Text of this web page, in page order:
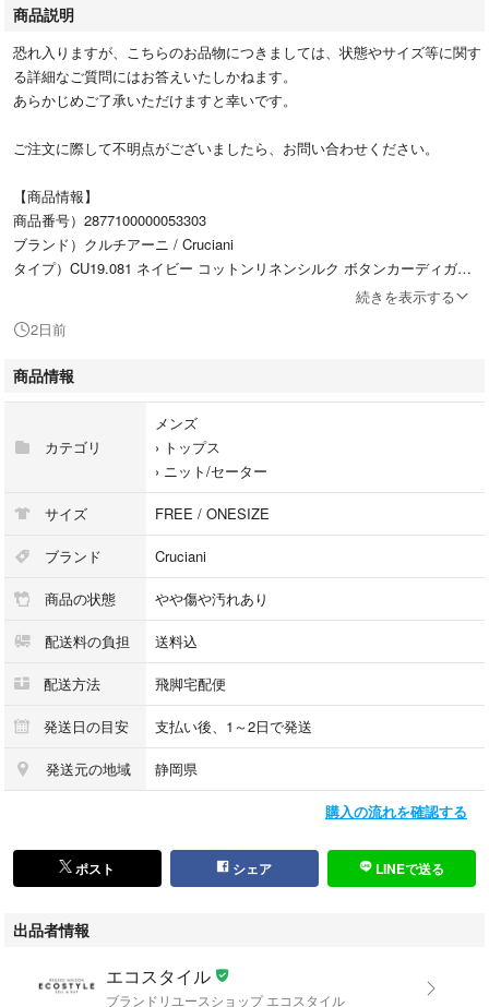
商品説明
恐れ入りますが、こちらのお品物につきましては、状態やサイズ等に関す
る詳細なご質問にはお答えいたしかねます。
あらかじめご了承いただけますと幸いです。
ご注文に際して不明点がございましたら、お問い合わせください。
【商品情報】
商品番号）2877100000053303
ブランド）クルチアーニ / Cruciani
タイプ）CU19.081 ネイビー コットンリネンシルク ボタンカーディガン
素材）コットン
肩幅：38cm
身幅：42cm
袖丈：76cm (若干の誤差はご了承下さい。)
無し
【商品の状態】
外側：B
状態備考）通常使用に伴う若干の使用感のあるお品物でございます。右袖
にほつれがございます。
エコスタイルでは、中古品の特性を踏まえ、独自の基準に基づいて商品の
状態を表記しております。状態ランクや説明文をご確認のうえ、ご検討い
S：当店基準の新品同様
続きを表示する
2日前
商品情報
カテゴリ
メンズ
› トップス
› ニット/セーター
サイズ FREE / ONESIZE
ブランド Cruciani
商品の状態 やや傷や汚れあり
配送料の負担 送料込
配送方法 飛脚宅配便
発送日の目安 支払い後、1～2日で発送
発送元の地域 静岡県
購入の流れを確認する
ポスト シェア LINEで送る
出品者情報
エコスタイル
ブランドリユースショップ エコスタイル